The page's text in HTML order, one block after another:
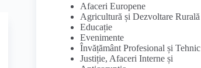
Afaceri Europene
Agricultură și Dezvoltare Rurală
Educație
Evenimente
Învățământ Profesional și Tehnic
Justiție, Afaceri Interne și